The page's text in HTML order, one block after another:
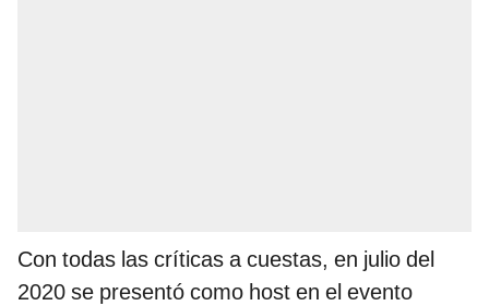
Con todas las críticas a cuestas, en julio del
2020 se presentó como host en el evento